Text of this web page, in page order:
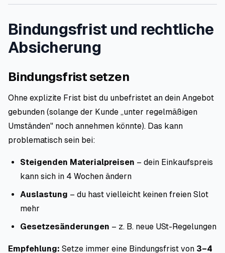
Bindungsfrist und rechtliche
Absicherung
Bindungsfrist setzen
Ohne explizite Frist bist du unbefristet an dein Angebot
gebunden (solange der Kunde „unter regelmäßigen
Umständen" noch annehmen könnte). Das kann
problematisch sein bei:
Steigenden Materialpreisen – dein Einkaufspreis
kann sich in 4 Wochen ändern
Auslastung – du hast vielleicht keinen freien Slot
mehr
Gesetzesänderungen – z. B. neue USt-Regelungen
Empfehlung: Setze immer eine Bindungsfrist von 3–4